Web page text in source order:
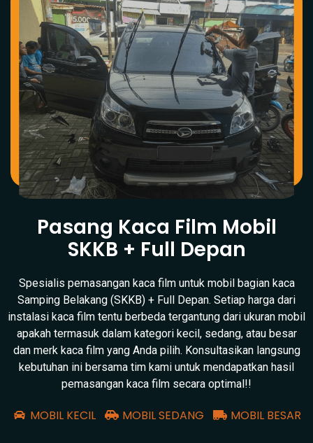
Pasang Kaca Film Mobil
SKKB + Full Depan
Spesialis pemasangan kaca film untuk mobil bagian kaca
Samping Belakang (SKKB) + Full Depan. Setiap harga dari
instalasi kaca film tentu berbeda tergantung dari ukuran mobil
apakah termasuk dalam kategori kecil, sedang, atau besar
dan merk kaca film yang Anda pilih. Konsultasikan langsung
kebutuhan ini bersama tim kami untuk mendapatkan hasil
pemasangan kaca film secara optimal!!
MOBIL KECIL MOBIL SEDANG MOBIL BESAR